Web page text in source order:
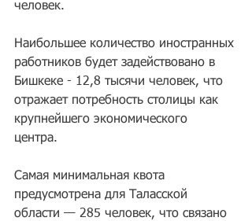
человек.
Наибольшее количество иностранных
работников будет задействовано в
Бишкеке - 12,8 тысячи человек, что
отражает потребность столицы как
крупнейшего экономического
центра.
Самая минимальная квота
предусмотрена для Таласской
области — 285 человек, что связано